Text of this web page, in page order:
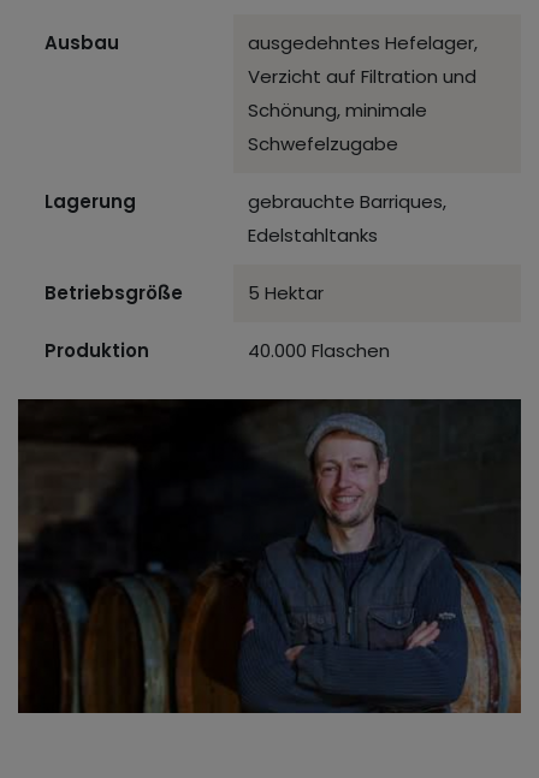
Ausbau
ausgedehntes Hefelager,
Verzicht auf Filtration und
Schönung, minimale
Schwefelzugabe
Lagerung
gebrauchte Barriques,
Edelstahltanks
Betriebsgröße 5 Hektar
Produktion 40.000 Flaschen